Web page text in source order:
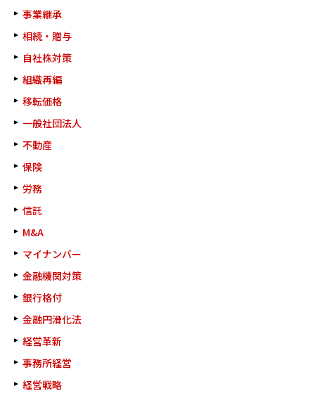
事業継承
相続・贈与
自社株対策
組織再編
移転価格
一般社団法人
不動産
保険
労務
信託
M&A
マイナンバー
金融機関対策
銀行格付
金融円滑化法
経営革新
事務所経営
経営戦略